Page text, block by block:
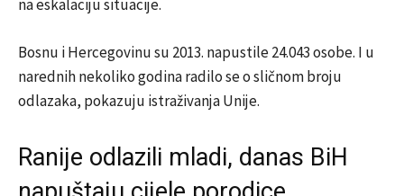
na eskalaciju situacije.
Bosnu i Hercegovinu su 2013. napustile 24.043 osobe. I u
narednih nekoliko godina radilo se o sličnom broju
odlazaka, pokazuju istraživanja Unije.
Ranije odlazili mladi, danas BiH